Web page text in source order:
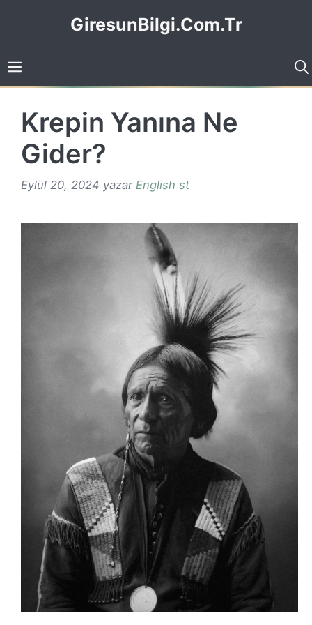
GiresunBilgi.Com.Tr
Krepin Yanına Ne
Gider?
Eylül 20, 2024 yazar English st